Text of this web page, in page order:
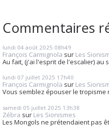
Commentaires
lundi 04 août 2025 08h49
François Carmignola sur Les
Au fait, (j'ai l'esprit de l'escalier) au
lundi 07 juillet 2025 17h40
François Carmignola sur Les
Vous semblez épouser le tropisme
samedi 05 juillet 2025 13h38
Zébra sur Les Sionismes
Les Mongols ne prétendaient pas